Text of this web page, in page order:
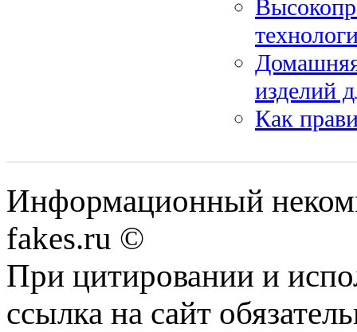
изделий
Как
Информационный
fakes.ru ©
При цитировании и
ссылка на сайт